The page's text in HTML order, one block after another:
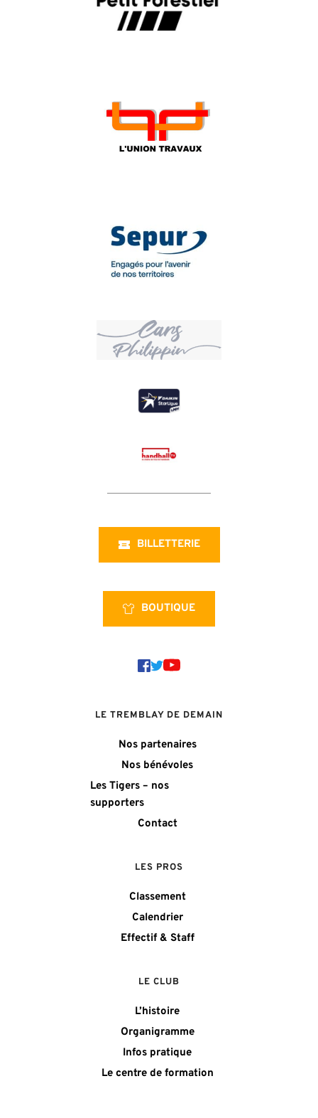
LE CLUB
L’histoire
Organigramme
Infos pratique
Le centre de formation
LES PROS
Classement
Calendrier
Effectif & Staff
LE TREMBLAY DE DEMAIN
Nos partenaires
Nos bénévoles
Les Tigers – nos
supporters
Contact
BILLETTERIE
BOUTIQUE